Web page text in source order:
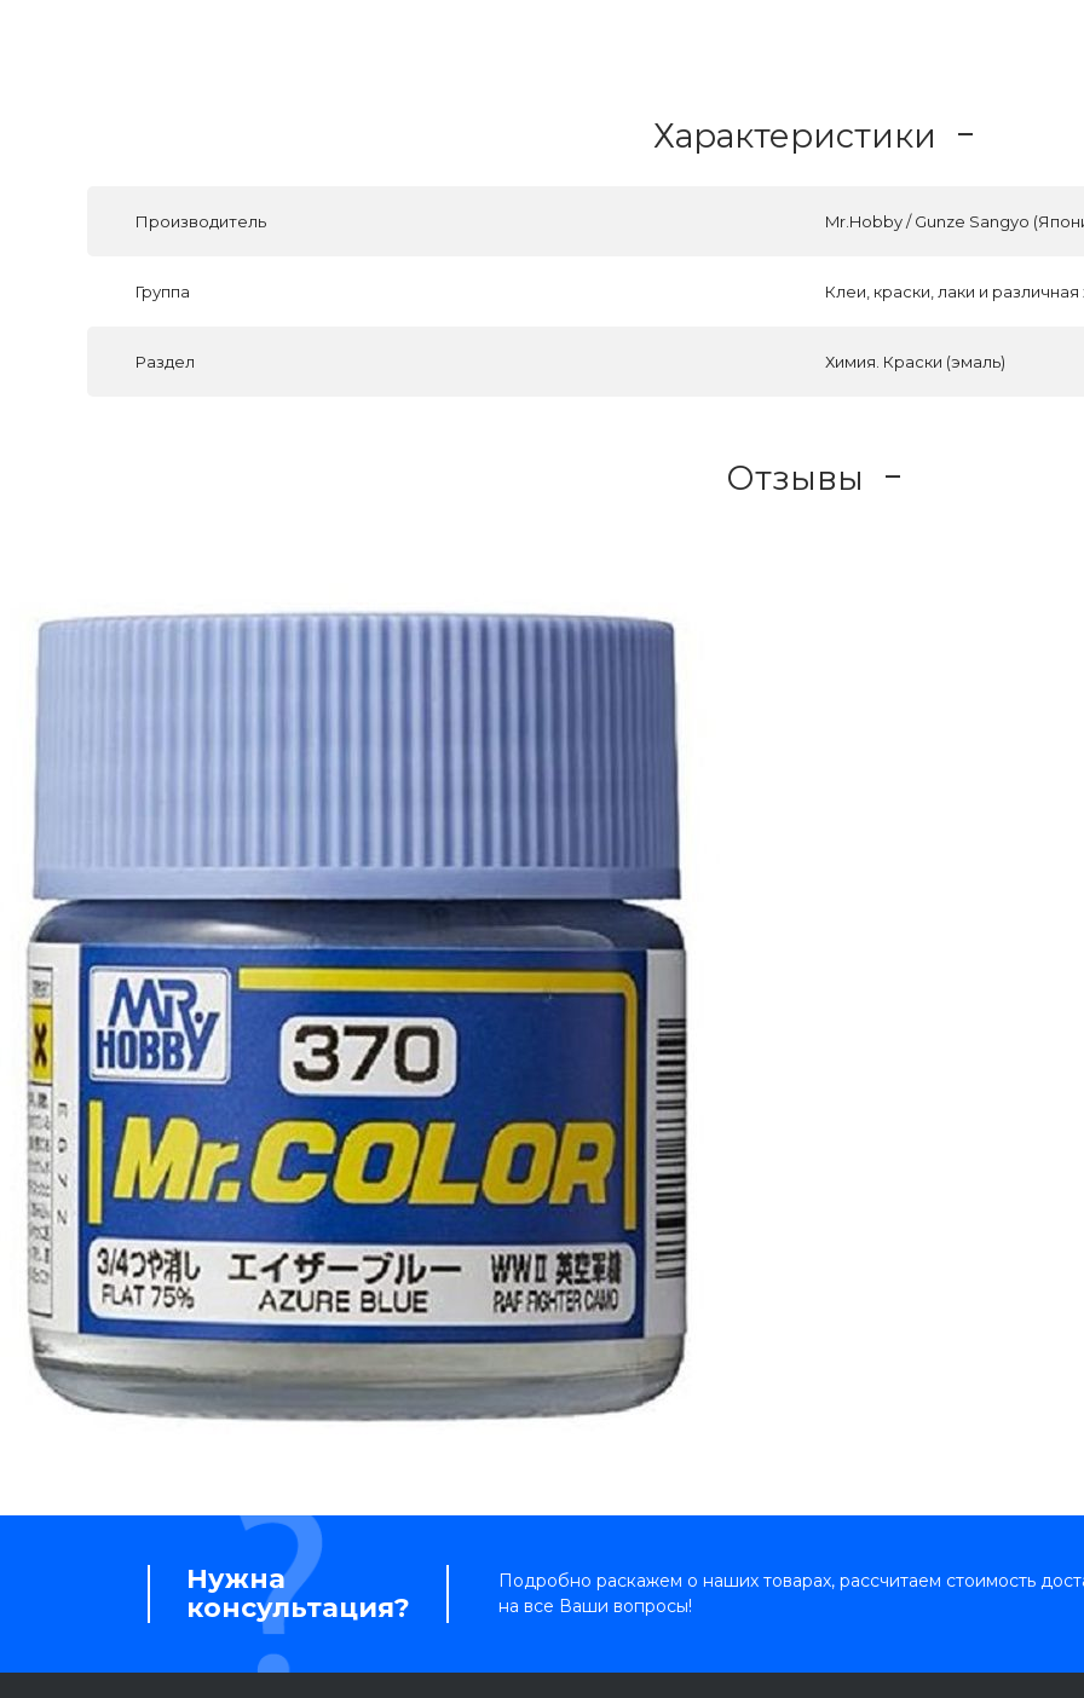
Характеристики
Производитель Mr.Hobby / Gunze Sangyo
Группа Клеи, краски, лаки и различная
Раздел Химия. Краски (эмаль)
Отзывы
Нужна
консультация?
Подробно раскажем о наших товарах, рассчитаем стоимость
на все Ваши вопросы!